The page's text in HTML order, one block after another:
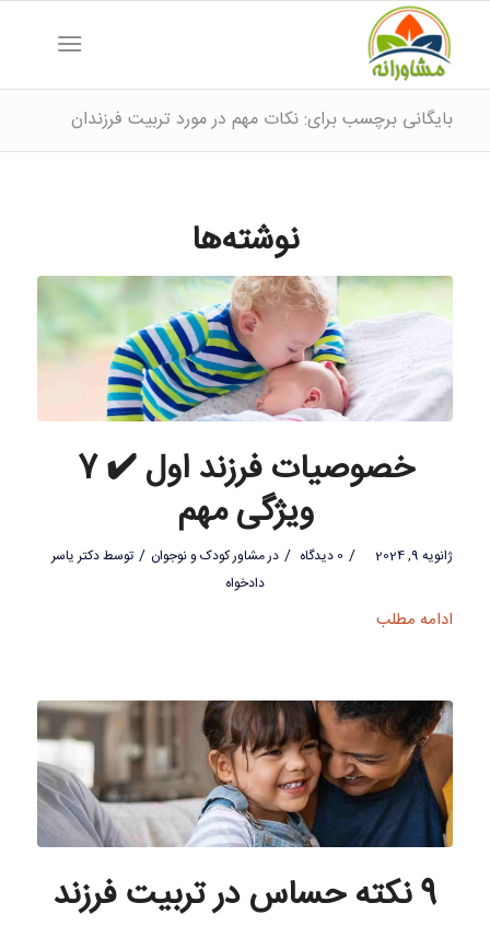
بایگانی برچسب برای: نکات مهم در مورد تربیت فرزندان
نوشته‌ها
خصوصیات فرزند اول ✔️ 7
ویژگی مهم
ژانویه 9, 2024 / 0 دیدگاه / درمشاور کودک و نوجوان / توسطدکتر یاسر
دادخواه
ادامه مطلب
9 نکته حساس در تربیت فرزند